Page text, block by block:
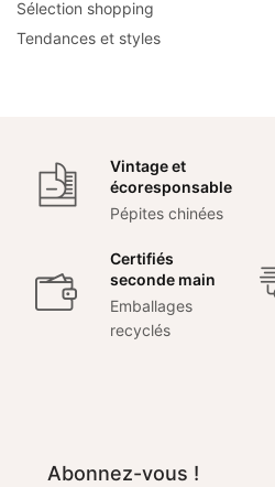
Sélection shopping
Tendances et styles
Vintage et
écoresponsable
Pépites chinées
Certifiés
seconde main
Emballages
recyclés
Abonnez-vous !